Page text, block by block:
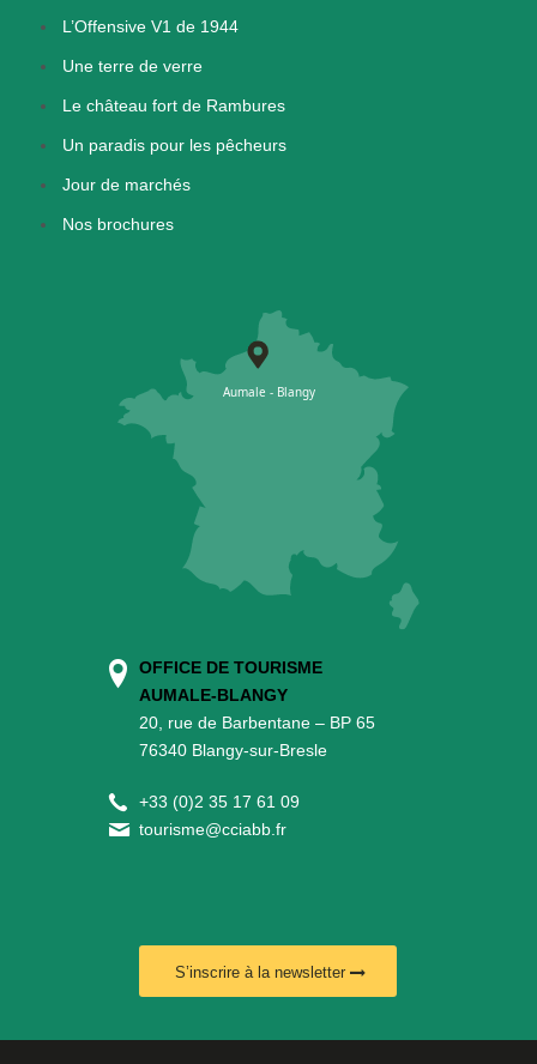
L’Offensive V1 de 1944
Une terre de verre
Le château fort de Rambures
Un paradis pour les pêcheurs
Jour de marchés
Nos brochures
OFFICE DE TOURISME
AUMALE-BLANGY
20, rue de Barbentane – BP 65
76340 Blangy-sur-Bresle
+33 (0)2 35 17 61 09
tourisme@cciabb.fr
S’inscrire à la newsletter